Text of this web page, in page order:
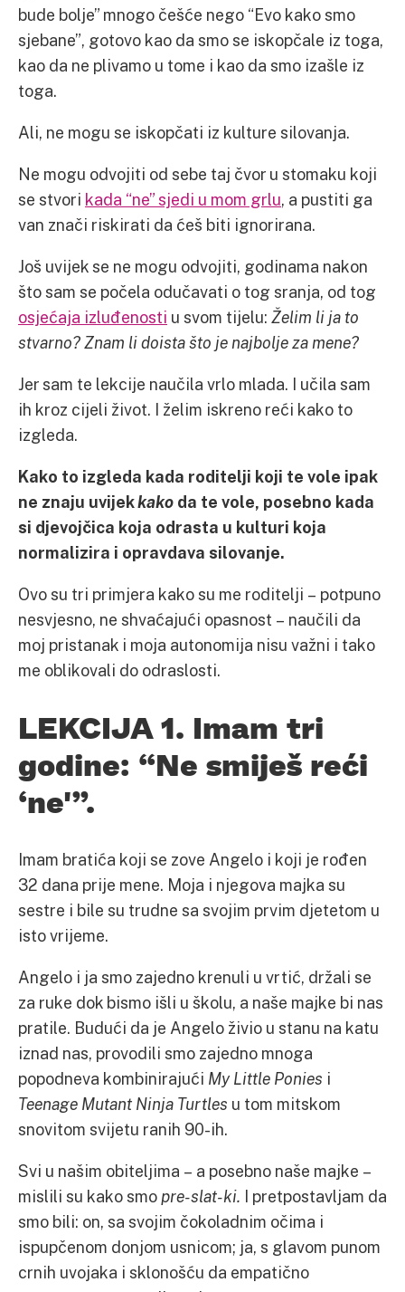
bude bolje” mnogo češće nego “Evo kako smo
sjebane”, gotovo kao da smo se iskopčale iz toga,
kao da ne plivamo u tome i kao da smo izašle iz
toga.
Ali, ne mogu se iskopčati iz kulture silovanja.
Ne mogu odvojiti od sebe taj čvor u stomaku koji
se stvori kada “ne” sjedi u mom grlu, a pustiti ga
van znači riskirati da ćeš biti ignorirana.
Još uvijek se ne mogu odvojiti, godinama nakon
što sam se počela odučavati o tog sranja, od tog
osjećaja izluđenosti u svom tijelu: Želim li ja to
stvarno? Znam li doista što je najbolje za mene?
Jer sam te lekcije naučila vrlo mlada. I učila sam
ih kroz cijeli život. I želim iskreno reći kako to
izgleda.
Kako to izgleda kada roditelji koji te vole ipak
ne znaju uvijekkako da te vole, posebno kada
si djevojčica koja odrasta u kulturi koja
normalizira i opravdava silovanje.
Ovo su tri primjera kako su me roditelji – potpuno
nesvjesno, ne shvaćajući opasnost – naučili da
moj pristanak i moja autonomija nisu važni i tako
me oblikovali do odraslosti.
LEKCIJA 1. Imam tri
godine: “Ne smiješ reći
‘ne'”.
Imam bratića koji se zove Angelo i koji je rođen
32 dana prije mene. Moja i njegova majka su
sestre i bile su trudne sa svojim prvim djetetom u
isto vrijeme.
Angelo i ja smo zajedno krenuli u vrtić, držali se
za ruke dok bismo išli u školu, a naše majke bi nas
pratile. Budući da je Angelo živio u stanu na katu
iznad nas, provodili smo zajedno mnoga
popodneva kombinirajući My Little Ponies i
Teenage Mutant Ninja Turtles u tom mitskom
snovitom svijetu ranih 90-ih.
Svi u našim obiteljima – a posebno naše majke –
mislili su kako smo pre-slat-ki. I pretpostavljam da
smo bili: on, sa svojim čokoladnim očima i
ispupčenom donjom usnicom; ja, s glavom punom
crnih uvojaka i sklonošću da empatično